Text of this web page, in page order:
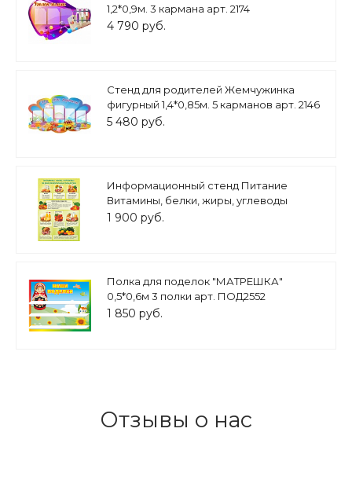
1,2*0,9м. 3 кармана арт. 2174
4 790 руб.
Стенд для родителей Жемчужинка
фигурный 1,4*0,85м. 5 карманов арт. 2146
5 480 руб.
Информационный стенд Питание
Витамины, белки, жиры, углеводы
0,6х0,9м арт. 2597_2
1 900 руб.
Полка для поделок "МАТРЕШКА"
0,5*0,6м 3 полки арт. ПОД2552
1 850 руб.
Отзывы о нас